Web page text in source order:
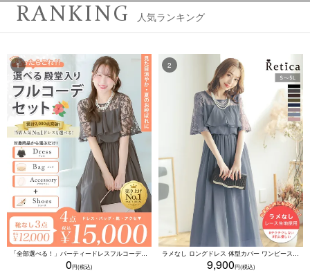
RANKING 人気ランキング
「全部選べる！」パーティードレスフルコーデセット (ドレス1点＋バッグ1点＋アクセ1点+靴1足/4点15000円(税込)/靴なしで12000円(税込))
0
ラメなし ロングドレス 体型カバー ワンピース 敏感肌対応 結婚式 二次会 お呼ばれ 大人 上品 (Sサイズ～5Lサイズ)
9,900